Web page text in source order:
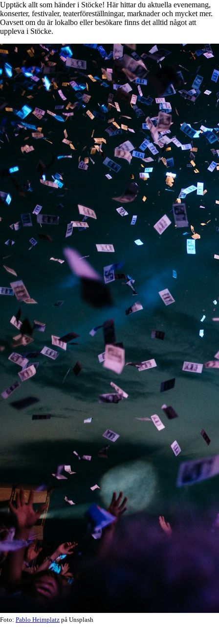
Upptäck allt som händer i Stöcke! Här hittar du aktuella evenemang,
konserter, festivaler, teaterföreställningar, marknader och mycket mer.
Oavsett om du är lokalbo eller besökare finns det alltid något att
uppleva i Stöcke.
Foto: Pablo Heimplatz på Unsplash